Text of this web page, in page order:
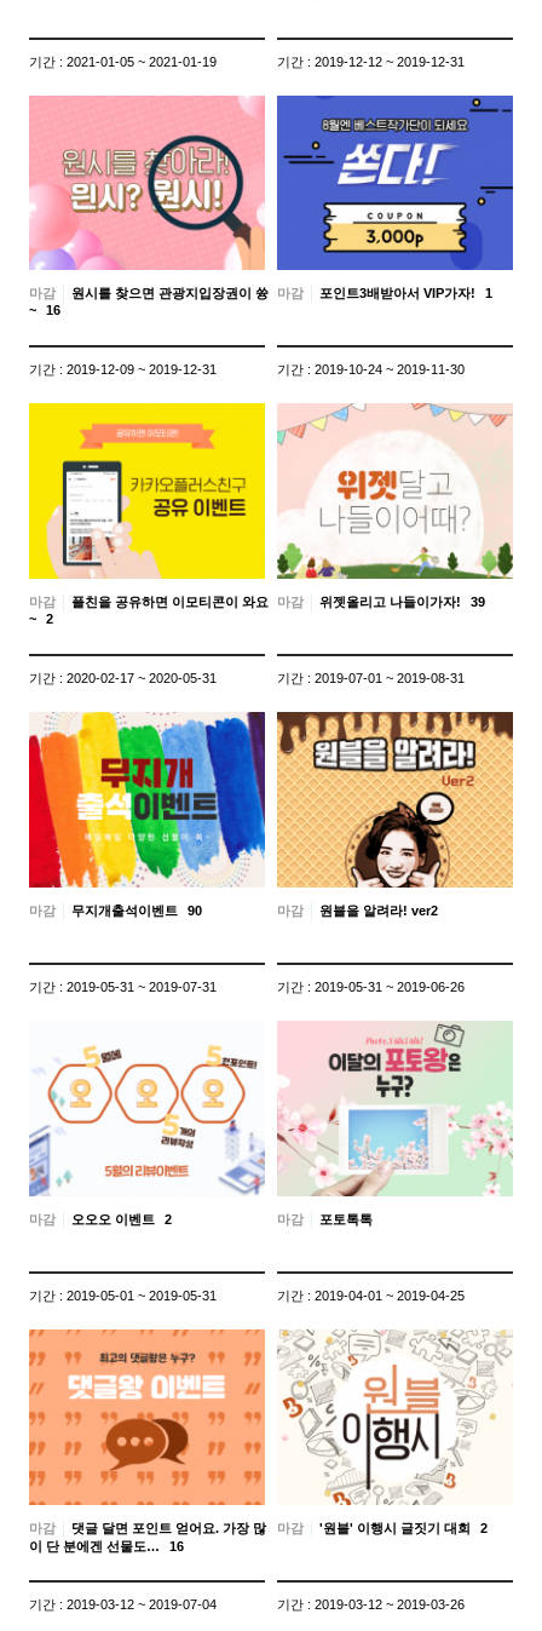
기간 : 2021-01-05 ~ 2021-01-19 기간 : 2019-12-12 ~ 2019-12-31
마감
원시를 찾으면 관광지입장권이 쓩
~
16
기간 : 2019-12-09 ~ 2019-12-31
마감 포인트3배받아서 VIP가자! 1
기간 : 2019-10-24 ~ 2019-11-30
마감
플친을 공유하면 이모티콘이 와요
~
2
기간 : 2020-02-17 ~ 2020-05-31
마감 위젯올리고 나들이가자! 39
기간 : 2019-07-01 ~ 2019-08-31
마감 무지개출석이벤트 90
기간 : 2019-05-31 ~ 2019-07-31
마감 원블을 알려라! ver2
기간 : 2019-05-31 ~ 2019-06-26
마감 오오오 이벤트 2
기간 : 2019-05-01 ~ 2019-05-31
마감 포토톡톡
기간 : 2019-04-01 ~ 2019-04-25
마감
댓글 달면 포인트 얻어요. 가장 많
이 단 분에겐 선물도…
16
기간 : 2019-03-12 ~ 2019-07-04
마감 '원블' 이행시 글짓기 대회 2
기간 : 2019-03-12 ~ 2019-03-26